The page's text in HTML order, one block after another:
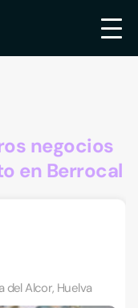
negocios
en Berrocal
del Alcor, Huelva